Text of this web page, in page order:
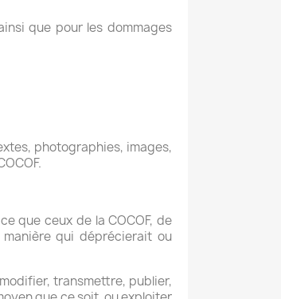
que pour les dommages
photographies, images,
que ceux de la COCOF, de
qui déprécierait ou
transmettre, publier,